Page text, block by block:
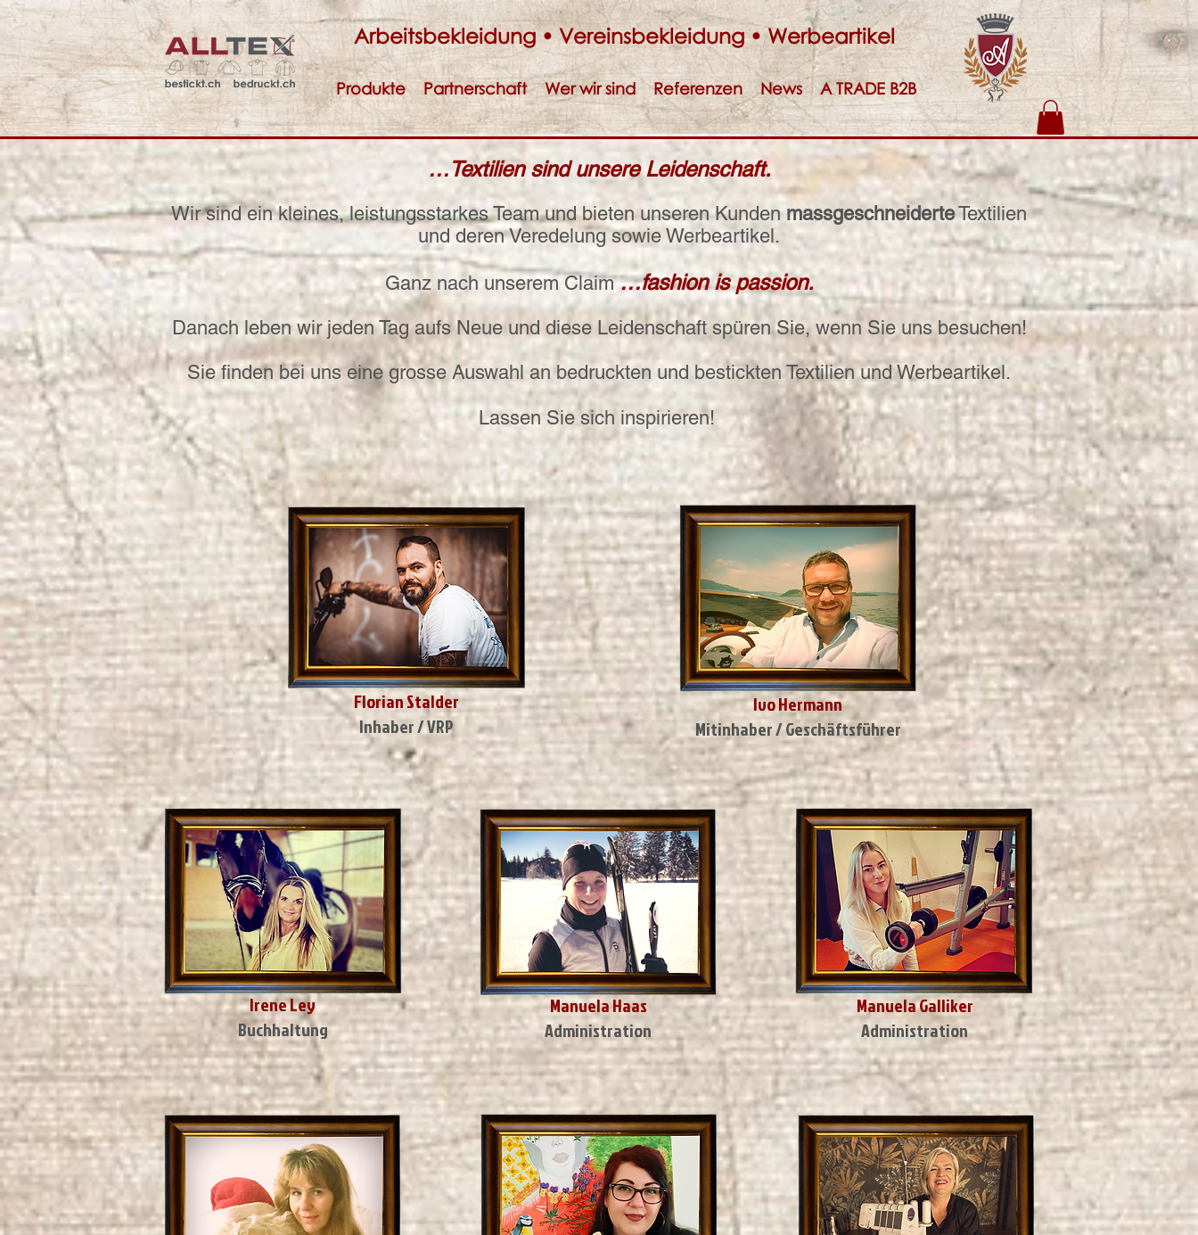
Produkte Partnerschaft Wer wir sind Referenzen News A TRADE B2B
Arbeitsbekleidung • Vereinsbekleidung • Werbeartikel
…Textilien sind unsere Leidenschaft.
Wir sind ein kleines, leistungsstarkes Team und bieten unseren KundenmassgeschneiderteTextilien
und deren Veredelung sowie Werbeartikel.
Ganz nach unserem Claim …fashion is passion.
Danach leben wir jeden Tag aufs Neue und diese Leidenschaft spüren Sie, wenn Sie uns besuchen!
Sie finden bei uns eine grosse Auswahl an bedruckten und bestickten Textilien und Werbeartikel.
Lassen Sie sich inspirieren!
Florian Stalder
Inhaber / VRP
Ivo Hermann
Mitinhaber / Geschäftsführer
Irene Ley
Buchhaltung
Manuela Haas
Administration
Manuela Galliker
Administration